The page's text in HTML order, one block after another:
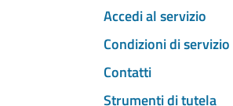
Accedi al servizio
Condizioni di servizio
Contatti
Strumenti di tutela